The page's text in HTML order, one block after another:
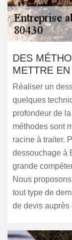
DES
METTRE
Réaliser un
quelques
profondeur de
méthodes sont
racine à traiter.
dessouchage à
grande
Nous
tout type de
de devis auprès